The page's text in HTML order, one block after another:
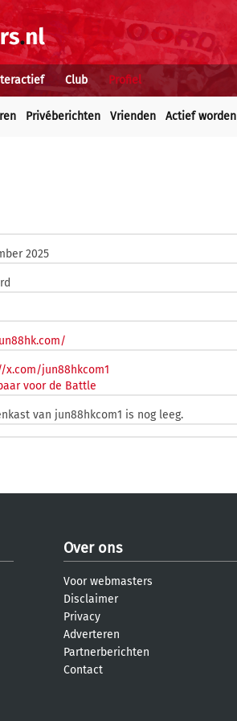
Club Profiel
Privéberichten Vrienden Actief worden
2025
x.com/jun88hkcom1
voor de Battle
van jun88hkcom1 is nog leeg.
Over ons
Voor webmasters
Disclaimer
Privacy
Adverteren
Partnerberichten
Contact